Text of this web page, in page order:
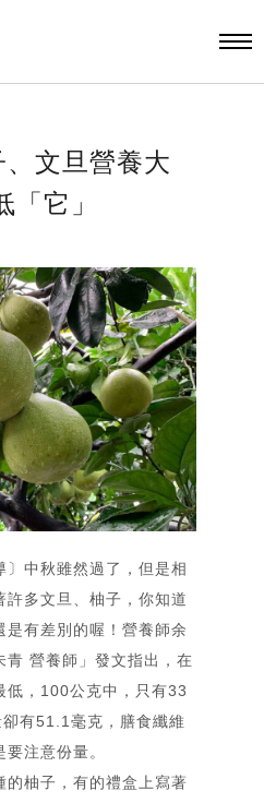
文旦營養大
「它」
〕中秋雖然過了，但是相
許多文旦、柚子，你知道
是有差別的喔！營養師余
青 營養師 」發文指出，在
低，100公克中，只有33
有51.1毫克，膳食纖維
注意份量。
的柚子，有的禮盒上寫著